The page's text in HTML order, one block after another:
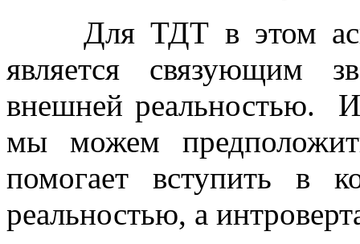
Для ТДТ в этом
является связующим
внешней реальностью.
мы можем
помогает вступить в
реальностью, а